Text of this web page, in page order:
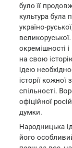
було її
культура була
україно-
окремішності
на свою
ідею
історії
спільності.
офіційної
думки.
Народницька
його